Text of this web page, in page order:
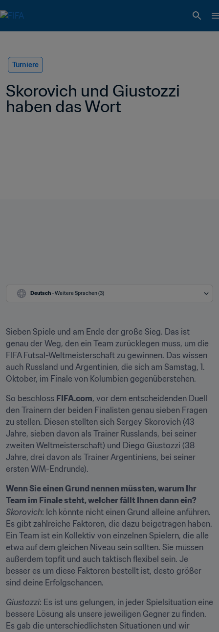
Turniere
Skorovich und Giustozzi
haben das Wort
Deutsch - Weitere Sprachen (3)
Sieben Spiele und am Ende der große Sieg. Das ist
genau der Weg, den ein Team zurücklegen muss, um die
FIFA Futsal-Weltmeisterschaft zu gewinnen. Das wissen
auch Russland und Argentinien, die sich am Samstag, 1.
Oktober, im Finale von Kolumbien gegenüberstehen.
So beschloss FIFA.com, vor dem entscheidenden Duell
den Trainern der beiden Finalisten genau sieben Fragen
zu stellen. Diesen stellten sich Sergey Skorovich (43
Jahre, sieben davon als Trainer Russlands, bei seiner
zweiten Weltmeisterschaft) und Diego Giustozzi (38
Jahre, drei davon als Trainer Argentiniens, bei seiner
ersten WM-Endrunde).
Wenn Sie einen Grund nennen müssten, warum Ihr
Team im Finale steht, welcher fällt Ihnen dann ein?
Skorovich: Ich könnte nicht einen Grund alleine anführen.
Es gibt zahlreiche Faktoren, die dazu beigetragen haben.
Ein Team ist ein Kollektiv von einzelnen Spielern, die alle
etwa auf dem gleichen Niveau sein sollten. Sie müssen
außerdem topfit und auch taktisch flexibel sein. Je
besser es um diese Faktoren bestellt ist, desto größer
sind deine Erfolgschancen.
Giustozzi: Es ist uns gelungen, in jeder Spielsituation eine
bessere Lösung als unsere jeweiligen Gegner zu finden.
Es gab die unterschiedlichsten Situationen und wir